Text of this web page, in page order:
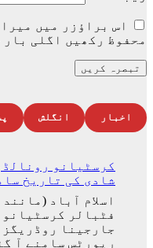
اس براؤزر میں
محفوظ رکھیں اگلی بار
اخبار انگلش
کرسٹیانو
شادی کی تاریخ
اسلام آباد
فٹبالر
جارجینا
رپورٹس سامنے آ